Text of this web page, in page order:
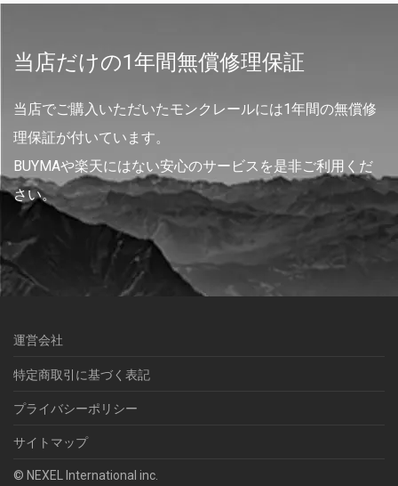
当店だけの1年間無償修理保証
当店でご購入いただいたモンクレールには1年間の無償修
理保証が付いています。
BUYMAや楽天にはない安心のサービスを是非ご利用くだ
さい。
運営会社
特定商取引に基づく表記
プライバシーポリシー
サイトマップ
© NEXEL International inc.